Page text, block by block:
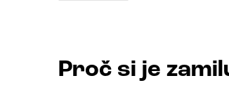
Proč si je